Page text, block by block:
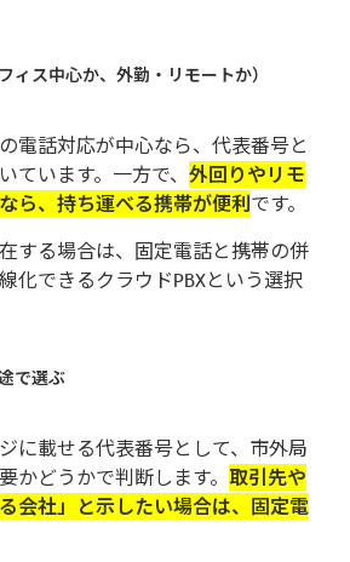
ィス中心か、外勤・リモートか）
電話対応が中心なら、代表番号と
ています。一方で、 外回りやリモ
ら、持ち運べる携帯が便利です。
する場合は、固定電話と携帯の併
化できるクラウドPBXという選択
で選ぶ
に載せる代表番号として、市外局
かどうかで判断します。 取引先や
会社」と示したい場合は、固定電